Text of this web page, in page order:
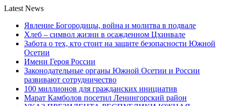
Latest News
Явление Богородицы, война и молитва в подвале
Хлеб – символ жизни в осажденном Цхинвале
Забота о тех, кто стоит на защите безопасности Южной
Осетии
Имени Героя России
Законодательные органы Южной Осетии и России
развивают сотрудничество
100 миллионов для гражданских инициатив
Марат Камболов посетил Ленингорский район